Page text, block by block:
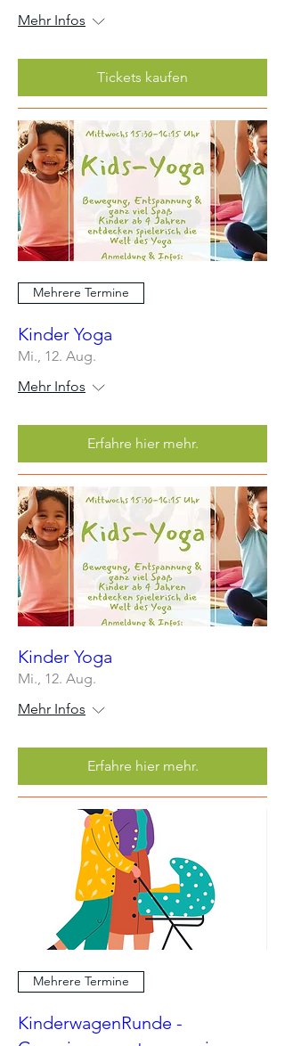
Mehr Infos
Tickets kaufen
Mehrere Termine
Kinder Yoga
Mi., 12. Aug.
Mehr Infos
Erfahre hier mehr.
Kinder Yoga
Mi., 12. Aug.
Mehr Infos
Erfahre hier mehr.
Mehrere Termine
KinderwagenRunde -